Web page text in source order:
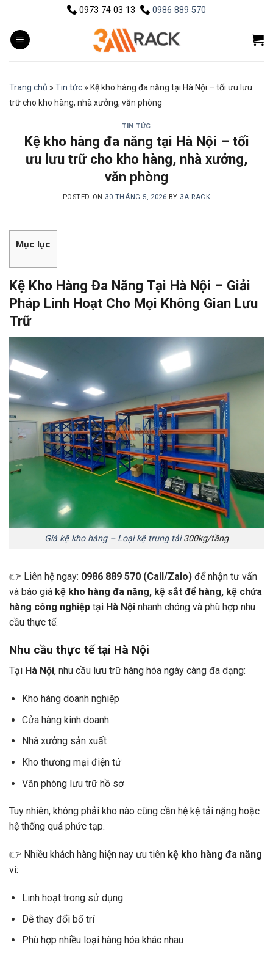
content
0973 74 03 13 0986 889 570
Trang chủ » Tin tức » Kệ kho hàng đa năng tại Hà Nội – tối ưu lưu
trữ cho kho hàng, nhà xưởng, văn phòng
TIN TỨC
Kệ kho hàng đa năng tại Hà Nội – tối
ưu lưu trữ cho kho hàng, nhà xưởng,
văn phòng
POSTED ON 30 THÁNG 5, 2026 BY 3A RACK
Mục lục
Kệ Kho Hàng Đa Năng Tại Hà Nội – Giải
Pháp Linh Hoạt Cho Mọi Không Gian Lưu
Trữ
Giá kệ kho hàng – Loại kệ trung tải300kg/tầng
👉 Liên hệ ngay: 0986 889 570 (Call/Zalo) để nhận tư vấn
và báo giá kệ kho hàng đa năng, kệ sắt để hàng, kệ chứa
hàng công nghiệp tại Hà Nội nhanh chóng và phù hợp nhu
cầu thực tế.
Nhu cầu thực tế tại Hà Nội
Tại Hà Nội, nhu cầu lưu trữ hàng hóa ngày càng đa dạng:
Kho hàng doanh nghiệp
Cửa hàng kinh doanh
Nhà xưởng sản xuất
Kho thương mại điện tử
Văn phòng lưu trữ hồ sơ
Tuy nhiên, không phải kho nào cũng cần hệ kệ tải nặng hoặc
hệ thống quá phức tạp.
👉 Nhiều khách hàng hiện nay ưu tiên kệ kho hàng đa năng
vì:
Linh hoạt trong sử dụng
Dễ thay đổi bố trí
Phù hợp nhiều loại hàng hóa khác nhau